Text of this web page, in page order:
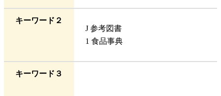
キーワード２
J 参考図書
1 食品事典
キーワード３